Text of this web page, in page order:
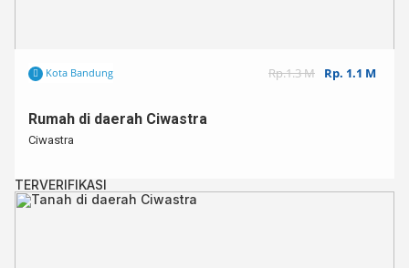
Kota Bandung Rp.1.3 M Rp. 1.1 M
Rumah di daerah Ciwastra
Ciwastra
TERVERIFIKASI